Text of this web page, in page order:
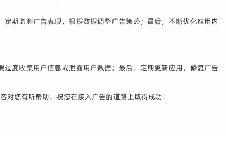
期监测广告表现，根据数据调整广告策略；最后，不断优化应用内
度收集用户信息或泄露用户数据；最后，定期更新应用，修复广告
您有所帮助，祝您在接入广告的道路上取得成功！